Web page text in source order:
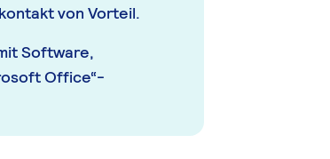
von Vorteil.
Software,
Office“-